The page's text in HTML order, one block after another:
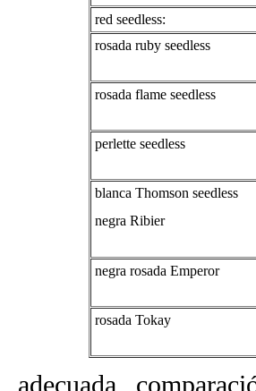
red seedless:
rosada ruby seedless
rosada flame seedless
perlette seedless
blanca Thomson seedless
negra Ribier
negra rosada Emperor
rosada Tokay
adecuada